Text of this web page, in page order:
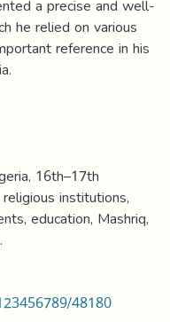
a precise and well-
he relied on various
reference in his
16th–17th
institutions,
education, Mashriq,
48180